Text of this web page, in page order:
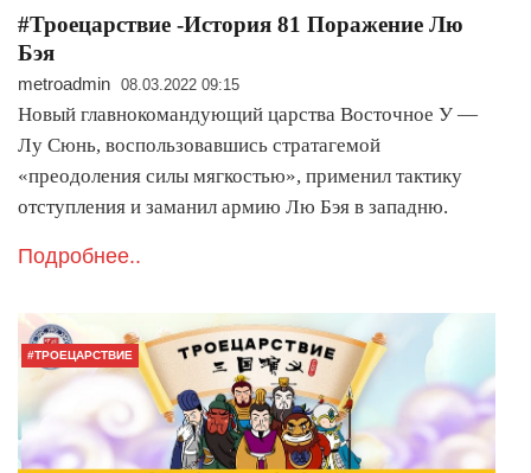
#Троецарствие -История 81 Поражение Лю
Бэя
metroadmin 08.03.2022 09:15
Новый главнокомандующий царства Восточное У —
Лу Сюнь, воспользовавшись стратагемой
«преодоления силы мягкостью», применил тактику
отступления и заманил армию Лю Бэя в западню.
Подробнее..
#ТРОЕЦАРСТВИЕ